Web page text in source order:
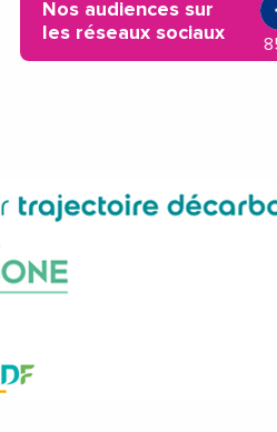
Nos audiences sur
les réseaux sociaux